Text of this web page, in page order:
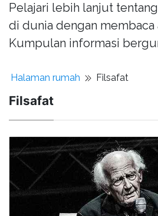
Pelajari lebih lanjut
di dunia dengan membaca
Kumpulan informasi
Halaman rumah Filsafat
Filsafat